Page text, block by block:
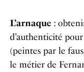
L’arnaque :
d’authenticité
(peintes par le
le métier de